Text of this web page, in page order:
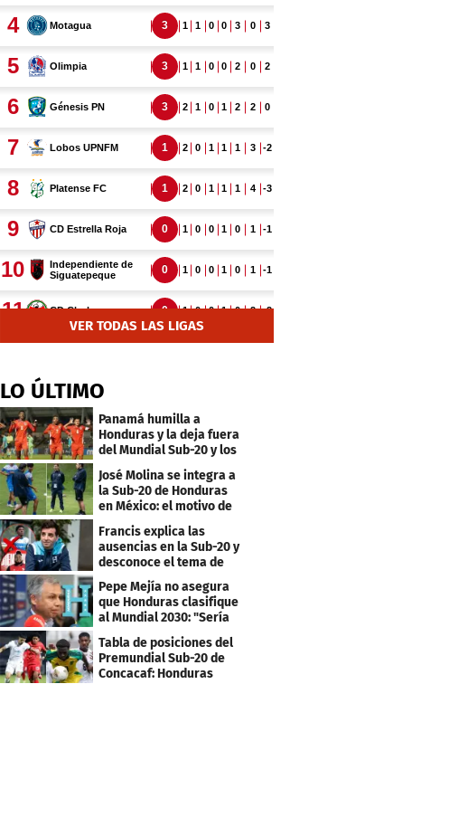
VER TODAS LAS LIGAS
LO ÚLTIMO
Panamá humilla a
Honduras y la deja fuera
del Mundial Sub-20 y los
Juegos Olímpicos
José Molina se integra a
la Sub-20 de Honduras
en México: el motivo de
su viaje
Francis explica las
ausencias en la Sub-20 y
desconoce el tema de
los tiktokers
Pepe Mejía no asegura
que Honduras clasifique
al Mundial 2030: "Sería
mentir"
Tabla de posiciones del
Premundial Sub-20 de
Concacaf: Honduras